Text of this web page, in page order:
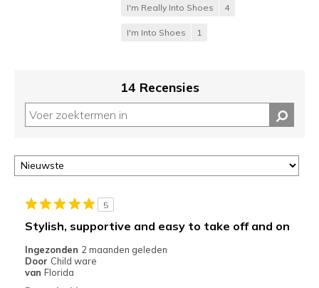
I'm Really Into Shoes 4
I'm Into Shoes 1
14 Recensies
5
Stylish, supportive and easy to take off and on
Ingezonden 2 maanden geleden
Door Child ware
van Florida